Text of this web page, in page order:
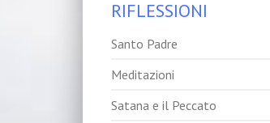
RIFLESSIONI
Santo Padre
Meditazioni
Satana e il Peccato